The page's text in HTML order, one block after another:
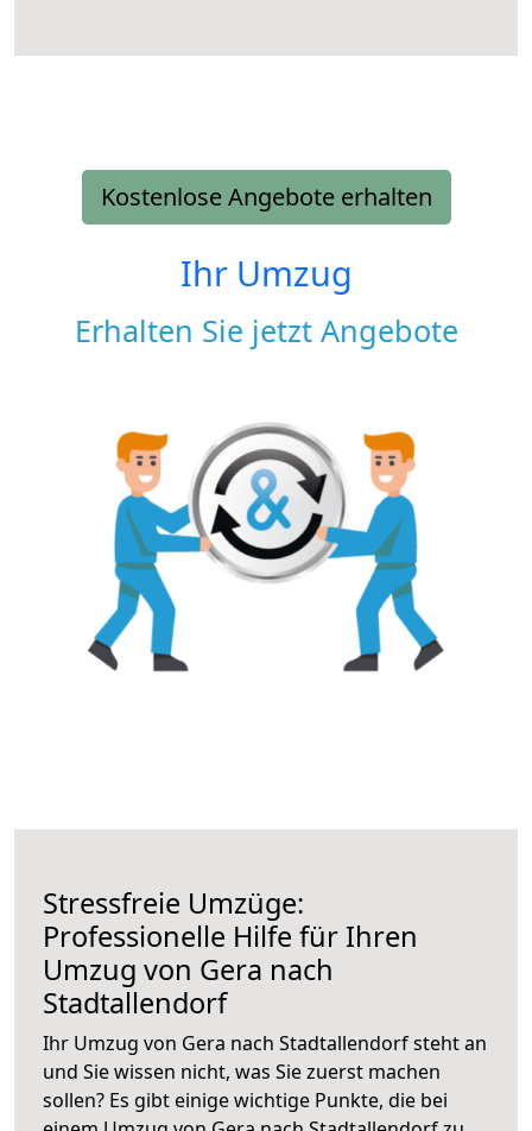
Kostenlose Angebote erhalten
Ihr Umzug
Erhalten Sie jetzt Angebote
Stressfreie Umzüge:
Professionelle Hilfe für Ihren
Umzug von Gera nach
Stadtallendorf
Ihr Umzug von Gera nach Stadtallendorf steht an
und Sie wissen nicht, was Sie zuerst machen
sollen? Es gibt einige wichtige Punkte, die bei